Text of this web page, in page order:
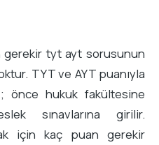
gerekir tyt ayt sorusunun
TYT ve AYT puanıyla
önce hukuk fakültesine
sınavlarına girilir.
için kaç puan gerekir